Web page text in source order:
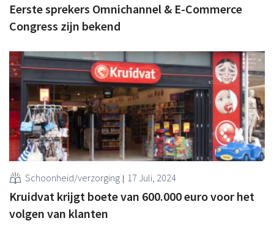
Eerste sprekers Omnichannel & E-Commerce
Congress zijn bekend
Schoonheid/verzorging 17 Juli, 2024
Kruidvat krijgt boete van 600.000 euro voor het
volgen van klanten